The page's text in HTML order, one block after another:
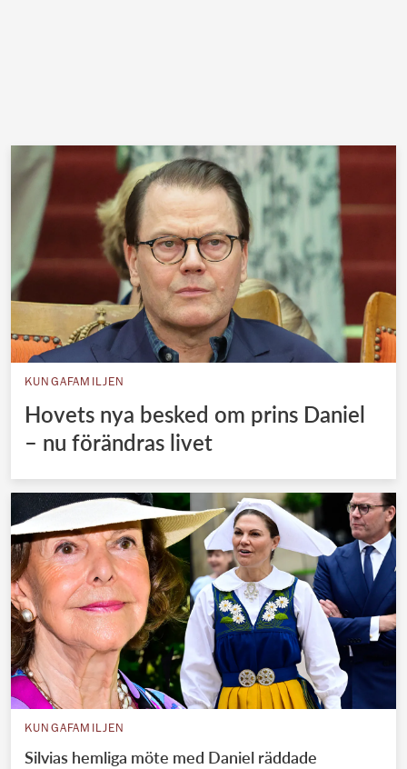
KUNGAFAMILJEN
Hovets nya besked om prins Daniel
– nu förändras livet
KUNGAFAMILJEN
Silvias hemliga möte med Daniel räddade